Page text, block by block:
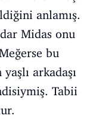
anlamış.
Midas onu
bu
arkadaşı
Tabii